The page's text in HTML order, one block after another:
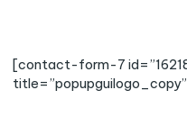
[contact-form-7